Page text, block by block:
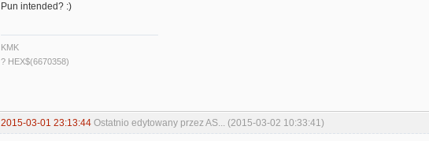
Pun intended? :)
KMK
? HEX$(6670358)
2015-03-01 23:13:44 Ostatnio edytowany przez AS... (2015-03-02 10:33:41)